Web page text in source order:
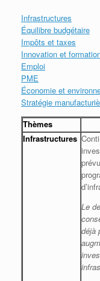
Infrastructures
Équilibre budgétaire
Impôts et taxes
Innovation et
Emploi
PME
Économie et
Stratégie
Thèmes
Infrastructures
Le
déjà